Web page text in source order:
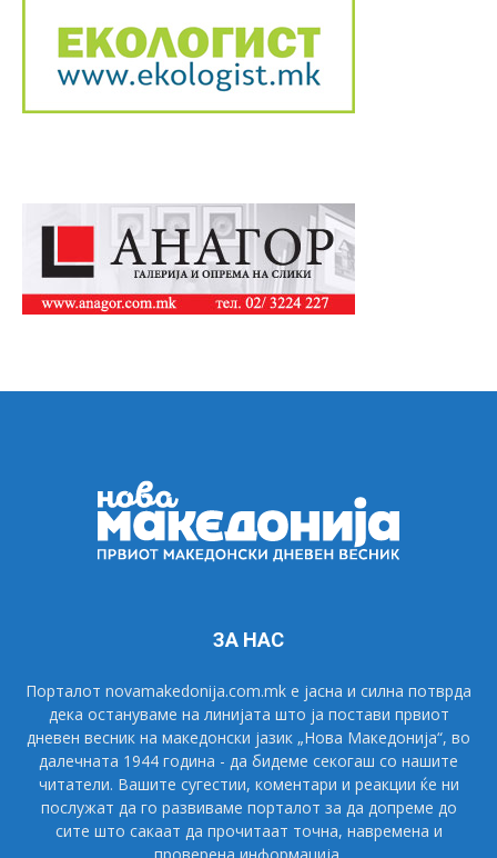
ЗА НАС
Порталот novamakedonija.com.mk е јасна и силна потврда
дека остануваме на линијата што ја постави првиот
дневен весник на македонски јазик „Нова Македонија“, во
далечната 1944 година - да бидеме секогаш со нашите
читатели. Вашите сугестии, коментари и реакции ќе ни
послужат да го развиваме порталот за да допреме до
сите што сакаат да прочитаат точна, навремена и
проверена информација.